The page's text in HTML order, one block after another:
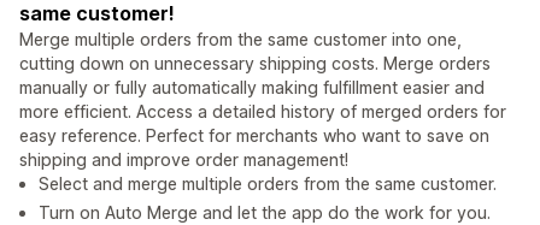
same customer!
Merge multiple orders from the same customer into one,
cutting down on unnecessary shipping costs. Merge orders
manually or fully automatically making fulfillment easier and
more efficient. Access a detailed history of merged orders for
easy reference. Perfect for merchants who want to save on
shipping and improve order management!
Select and merge multiple orders from the same customer.
Turn on Auto Merge and let the app do the work for you.